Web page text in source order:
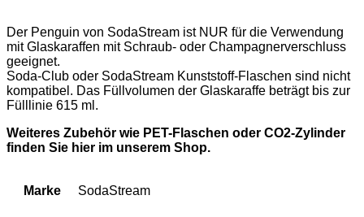
Der Penguin von SodaStream ist NUR für die Verwendung
mit Glaskaraffen mit Schraub- oder Champagnerverschluss
geeignet.
Soda-Club oder SodaStream Kunststoff-Flaschen sind nicht
kompatibel. Das Füllvolumen der Glaskaraffe beträgt bis zur
Fülllinie 615 ml.
Weiteres Zubehör wie PET-Flaschen oder CO2-Zylinder
finden Sie hier im unserem Shop.
Marke SodaStream